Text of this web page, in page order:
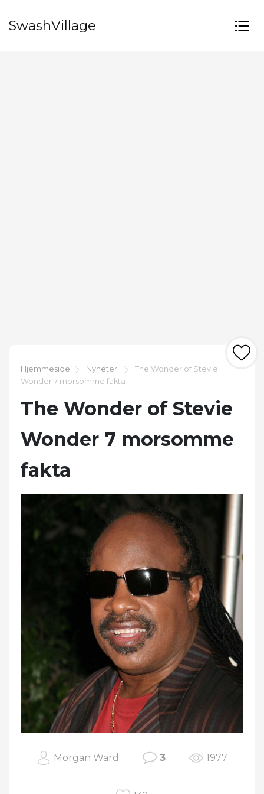
SwashVillage
Hjemmeside Nyheter
The Wonder of Stevie
Wonder 7 morsomme fakta
The Wonder of Stevie
Wonder 7 morsomme
fakta
Morgan Ward 3 1977